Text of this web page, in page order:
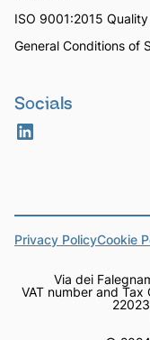
ISO 9001:2015
General Conditions of
Socials
Via dei
VAT number and
Privacy PolicyCookie